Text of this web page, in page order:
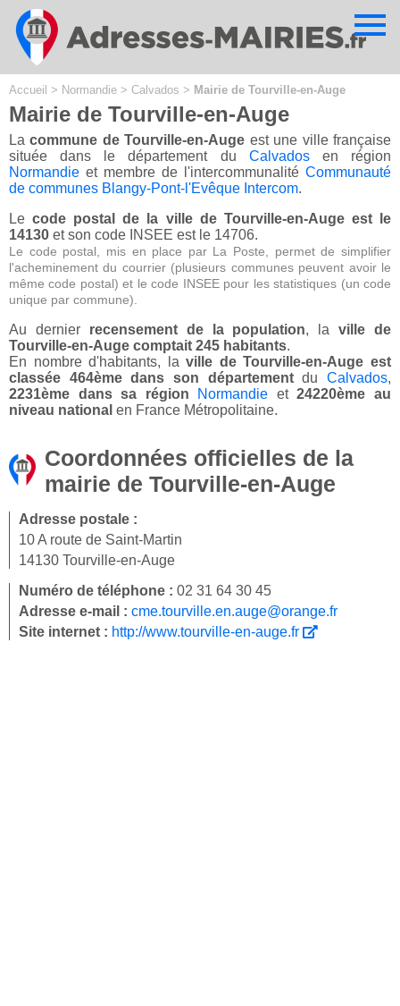
Accueil > Normandie > Calvados > Mairie de Tourville-en-Auge
Mairie de Tourville-en-Auge
Lacommune de Tourville-en-Auge est une ville française
située dans le département du Calvadosen région
Normandie et membre de l'intercommunalité Communauté
de communes Blangy-Pont-l'Evêque Intercom.
Lecode postal de la ville de Tourville-en-Auge est le
14130 et son code INSEE est le 14706.
Le code postal, mis en place par La Poste, permet de simplifier
l'acheminement du courrier (plusieurs communes peuvent avoir le
même code postal) et le code INSEE pour les statistiques (un code
unique par commune).
Au dernier recensement de la population, laville de
Tourville-en-Auge comptait 245 habitants.
En nombre d'habitants, laville de Tourville-en-Auge est
classée 464ème dans son départementduCalvados,
2231ème dans sa région
Normandie et24220ème au
niveau national en France Métropolitaine.
Coordonnées officielles de la
mairie de Tourville-en-Auge
Adresse postale :
10 A route de Saint-Martin
14130 Tourville-en-Auge
Numéro de téléphone : 02 31 64 30 45
Adresse e-mail : cme.tourville.en.auge@orange.fr
Site internet : http://www.tourville-en-auge.fr
Cookies management panel